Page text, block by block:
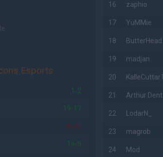
Esports
1-2
19-17
8-16
16-5
16 zaphio
17 YuMMie
18 ButterHead
19 madjan
20 KalleCuttar1
21 Arthur Dent
22 LodarN_
23 magrob
24 Mod